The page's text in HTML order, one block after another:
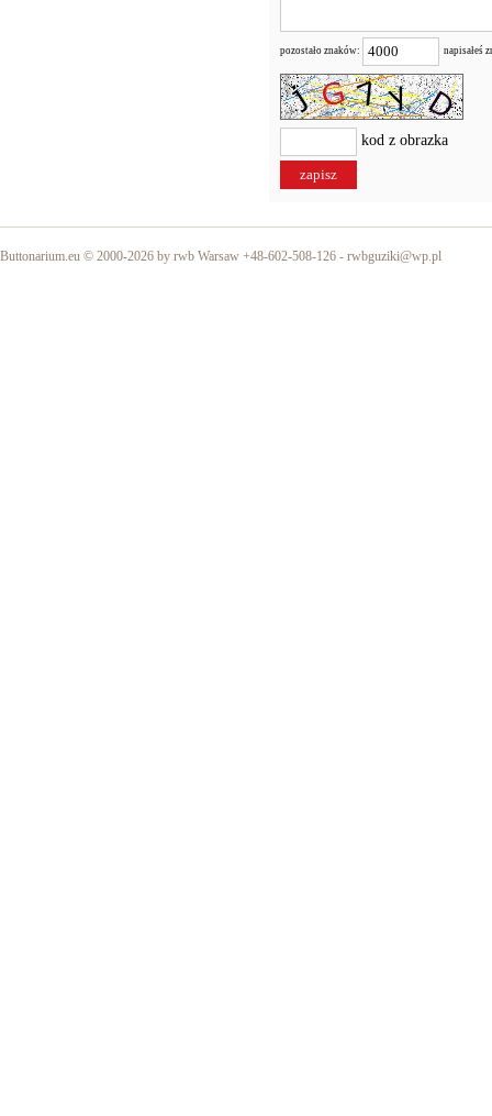
pozostało znaków: napisałeś
kod z obrazka
Buttonarium.eu © 2000-2026 by rwb Warsaw +48-602-508-126 - rwbguziki@wp.pl